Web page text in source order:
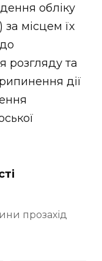
обліку
за місцем їх
розгляду та
дії
прозахід